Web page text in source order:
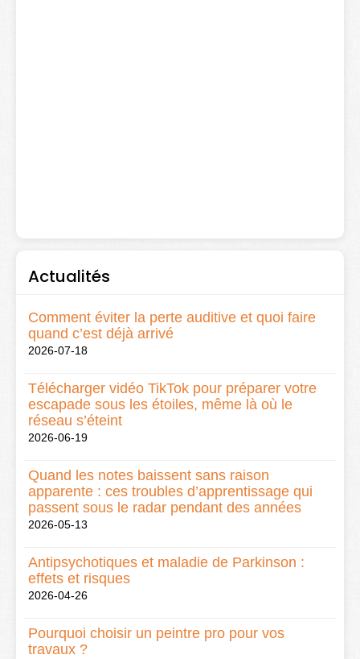
Actualités
Comment éviter la perte auditive et quoi faire
quand c’est déjà arrivé
2026-07-18
Télécharger vidéo TikTok pour préparer votre
escapade sous les étoiles, même là où le
réseau s’éteint
2026-06-19
Quand les notes baissent sans raison
apparente : ces troubles d’apprentissage qui
passent sous le radar pendant des années
2026-05-13
Antipsychotiques et maladie de Parkinson :
effets et risques
2026-04-26
Pourquoi choisir un peintre pro pour vos
travaux ?